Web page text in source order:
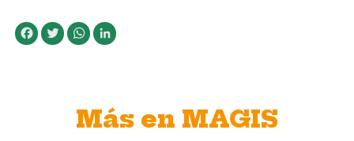
Facebook
TwitterWhatsApp
Más en MAGIS